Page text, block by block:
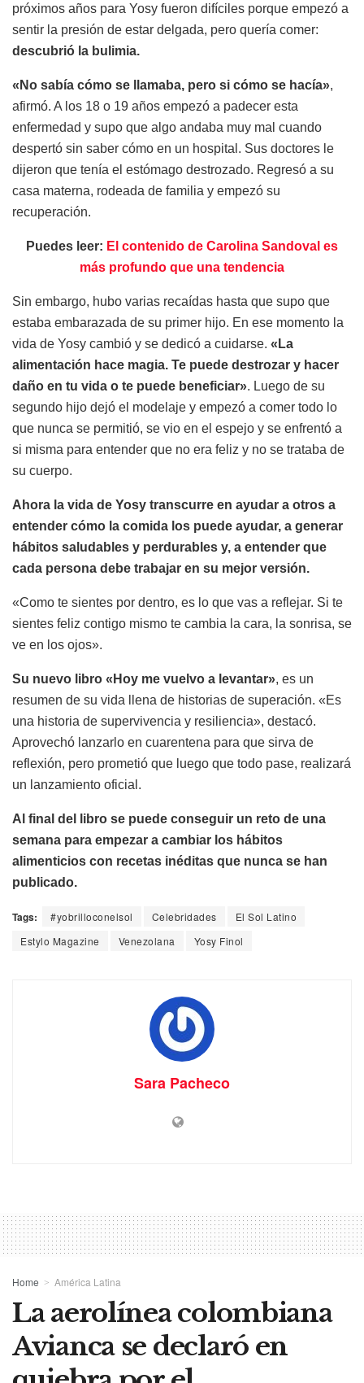
próximos años para Yosy fueron difíciles porque empezó a
sentir la presión de estar delgada, pero quería comer:
descubrió la bulimia.
«No sabía cómo se llamaba, pero si cómo se hacía»,
afirmó. A los 18 o 19 años empezó a padecer esta
enfermedad y supo que algo andaba muy mal cuando
despertó sin saber cómo en un hospital. Sus doctores le
dijeron que tenía el estómago destrozado. Regresó a su
casa materna, rodeada de familia y empezó su
recuperación.
Puedes leer: El contenido de Carolina Sandoval es
más profundo que una tendencia
Sin embargo, hubo varias recaídas hasta que supo que
estaba embarazada de su primer hijo. En ese momento la
vida de Yosy cambió y se dedicó a cuidarse. «La
alimentación hace magia. Te puede destrozar y hacer
daño en tu vida o te puede beneficiar». Luego de su
segundo hijo dejó el modelaje y empezó a comer todo lo
que nunca se permitió, se vio en el espejo y se enfrentó a
si misma para entender que no era feliz y no se trataba de
su cuerpo.
Ahora la vida de Yosy transcurre en ayudar a otros a
entender cómo la comida los puede ayudar, a generar
hábitos saludables y perdurables y, a entender que
cada persona debe trabajar en su mejor versión.
«Como te sientes por dentro, es lo que vas a reflejar. Si te
sientes feliz contigo mismo te cambia la cara, la sonrisa, se
ve en los ojos».
Su nuevo libro «Hoy me vuelvo a levantar», es un
resumen de su vida llena de historias de superación. «Es
una historia de supervivencia y resiliencia», destacó.
Aprovechó lanzarlo en cuarentena para que sirva de
reflexión, pero prometió que luego que todo pase, realizará
un lanzamiento oficial.
Al final del libro se puede conseguir un reto de una
semana para empezar a cambiar los hábitos
alimenticios con recetas inéditas que nunca se han
publicado.
Tags: #yobrilloconelsol Celebridades
El Sol Latino
Estylo Magazine
Venezolana Yosy Finol
Sara Pacheco
Home América Latina
La aerolínea colombiana
Avianca se declaró en